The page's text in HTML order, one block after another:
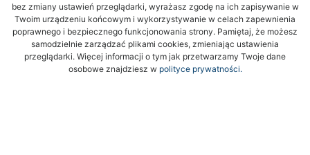
bez zmiany ustawień przeglądarki, wyrażasz zgodę na ich zapisywanie w
Twoim urządzeniu końcowym i wykorzystywanie w celach zapewnienia
poprawnego i bezpiecznego funkcjonowania strony. Pamiętaj, że możesz
samodzielnie zarządzać plikami cookies, zmieniając ustawienia
przeglądarki. Więcej informacji o tym jak przetwarzamy Twoje dane
osobowe znajdziesz w polityce prywatności.